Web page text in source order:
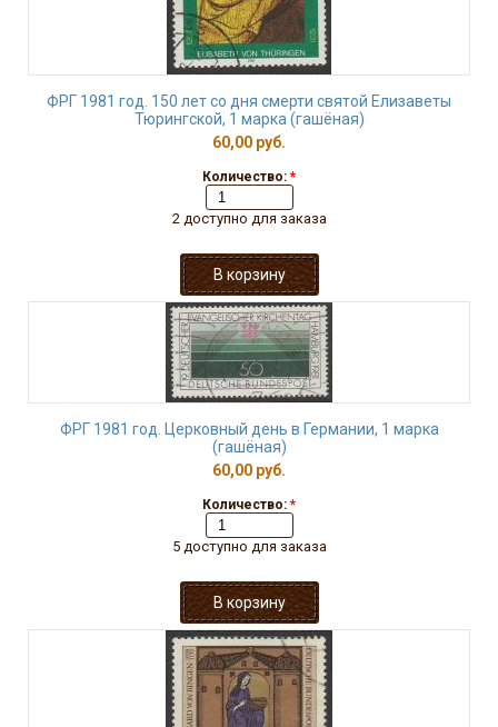
ФРГ 1981 год. 150 лет со дня смерти святой Елизаветы
Тюрингской, 1 марка (гашёная)
60,00 руб.
Количество: *
2 доступно для заказа
ФРГ 1981 год. Церковный день в Германии, 1 марка
(гашёная)
60,00 руб.
Количество: *
5 доступно для заказа